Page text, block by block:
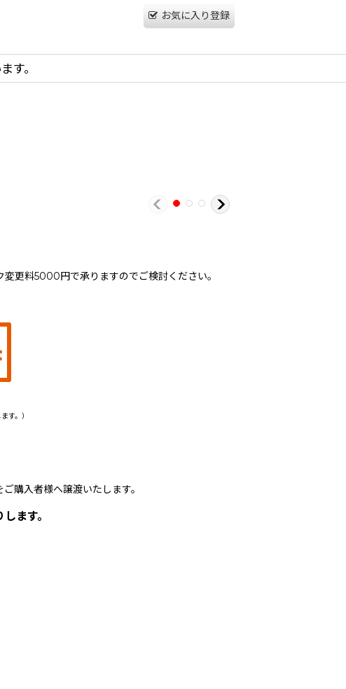
お気に入り登録
す。
更料5000円で承りますのでご検討ください。
す。）
購入者様へ譲渡いたします。
ます。